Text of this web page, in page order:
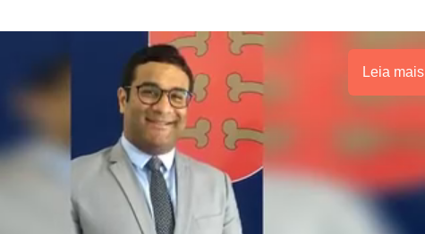
Leia mais